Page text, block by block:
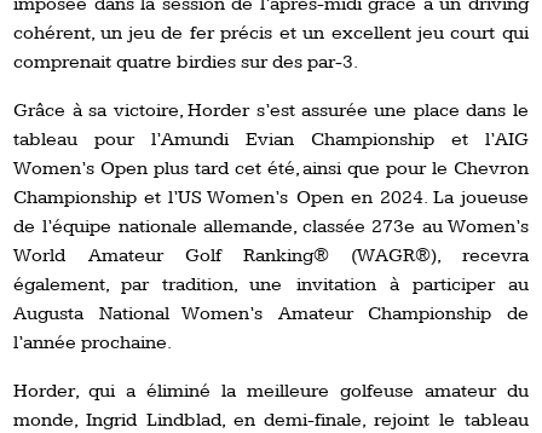
cohérent, un jeu de fer précis et un excellent jeu court qui
comprenait quatre birdies sur des par-3.
Grâce à sa victoire, Horder s’est assurée une place dans le
tableau pour l’Amundi Evian Championship et l’AIG
Women’s Open plus tard cet été, ainsi que pour le Chevron
Championship et l’US Women’s Open en 2024. La joueuse
de l’équipe nationale allemande, classée 273e au Women’s
World Amateur Golf Ranking® (WAGR®), recevra
également, par tradition, une invitation à participer au
Augusta National Women’s Amateur Championship de
l’année prochaine.
Horder, qui a éliminé la meilleure golfeuse amateur du
monde, Ingrid Lindblad, en demi-finale, rejoint le tableau